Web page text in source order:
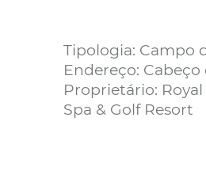
Tipologia: Campo
Endereço: Cabeço
Proprietário:
Spa & Golf Resort